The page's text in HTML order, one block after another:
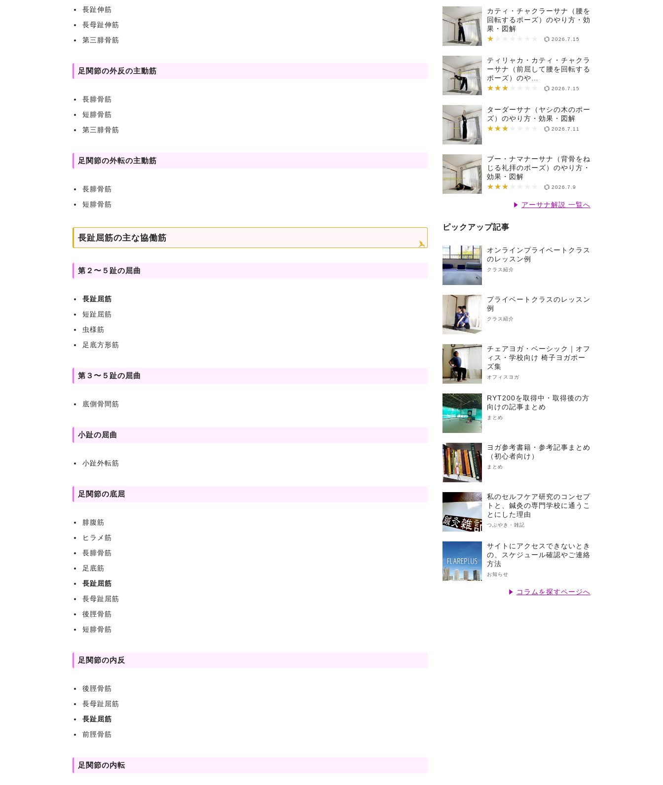
長趾伸筋
長母趾伸筋
第三腓骨筋
足関節の外反の主動筋
長腓骨筋
短腓骨筋
第三腓骨筋
足関節の外転の主動筋
長腓骨筋
短腓骨筋
長趾屈筋の主な協働筋
第２〜５趾の屈曲
長趾屈筋
短趾屈筋
虫様筋
足底方形筋
第３〜５趾の屈曲
底側骨間筋
小趾の屈曲
小趾外転筋
足関節の底屈
腓腹筋
ヒラメ筋
長腓骨筋
足底筋
長趾屈筋
長母趾屈筋
後脛骨筋
短腓骨筋
足関節の内反
後脛骨筋
長母趾屈筋
長趾屈筋
前脛骨筋
足関節の内転
カティ・チャクラーサナ（腰を
回転するポーズ）のやり方・効
果・図解
★
★★★★★★★ 2026.7.15
ティリャカ・カティ・チャクラ
ーサナ（前屈して腰を回転する
ポーズ）のや…
★★★
★★★★★★★ 2026.7.15
ターダーサナ（ヤシの木のポー
ズ）のやり方・効果・図解
★★★
★★★★★★★ 2026.7.11
ブー・ナマナーサナ（背骨をね
じる礼拝のポーズ）のやり方・
効果・図解
★★★
★★★★★★★ 2026.7.9
アーサナ解説 一覧へ
ピックアップ記事
オンラインプライベートクラス
のレッスン例
クラス紹介
プライベートクラスのレッスン
例
クラス紹介
チェアヨガ・ベーシック｜オフ
ィス・学校向け 椅子ヨガポー
ズ集
オフィスヨガ
RYT200を取得中・取得後の方
向けの記事まとめ
まとめ
ヨガ参考書籍・参考記事まとめ
（初心者向け）
まとめ
私のセルフケア研究のコンセプ
トと、鍼灸の専門学校に通うこ
とにした理由
つぶやき・雑記
サイトにアクセスできないとき
の、スケジュール確認やご連絡
方法
お知らせ
コラムを探すページへ